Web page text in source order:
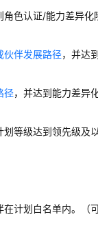
角色认证/能力差异化
伙伴发展路径，并达
径，并达到能力差异
划等级达到领先级及以
在计划白名单内。（